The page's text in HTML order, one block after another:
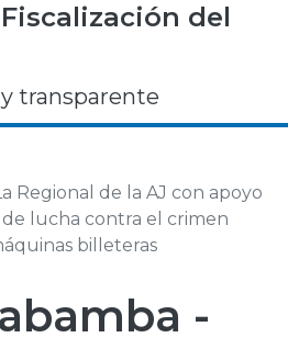
del
transparente
Regional de la AJ con apoyo
lucha contra el crimen
billeteras
-